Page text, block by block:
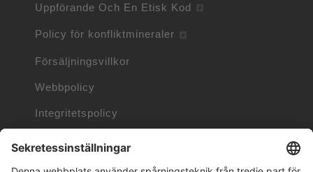
Uppförande Och En Etisk Kod
Policy för konfliktmineraler
Försäljningsvillkor
Webbpolicy
Integritetspolicy
Information om Cookies